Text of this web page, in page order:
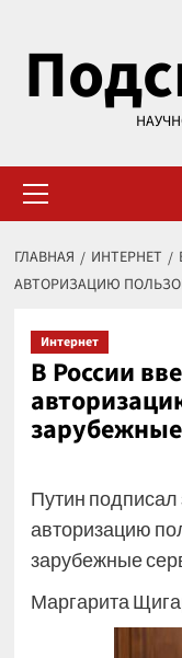
содержимому
меню
ГЛАВНАЯ ИНТЕРНЕТ
АВТОРИЗАЦИЮ
Интернет
В России
Путин подписал
авторизацию
зарубежные
Маргарита